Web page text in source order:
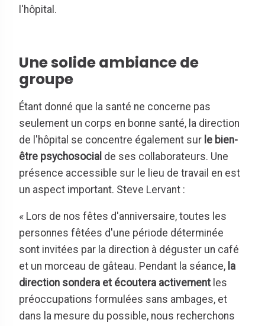
l'hôpital.
Une solide ambiance de
groupe
Étant donné que la santé ne concerne pas
seulement un corps en bonne santé, la direction
de l'hôpital se concentre également sur le bien-
être psychosocial de ses collaborateurs. Une
présence accessible sur le lieu de travail en est
un aspect important. Steve Lervant :
« Lors de nos fêtes d'anniversaire, toutes les
personnes fêtées d'une période déterminée
sont invitées par la direction à déguster un café
et un morceau de gâteau. Pendant la séance, la
direction sondera et écoutera activement les
préoccupations formulées sans ambages, et
dans la mesure du possible, nous recherchons